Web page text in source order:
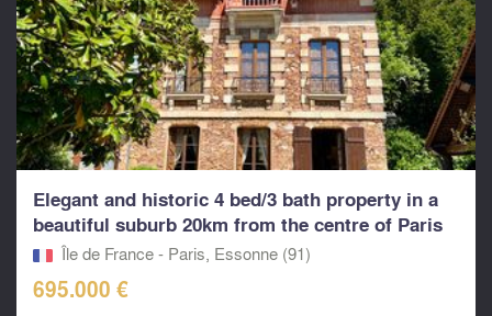
Elegant and historic 4 bed/3 bath property in a
beautiful suburb 20km from the centre of Paris
Île de France - Paris, Essonne (91)
695.000 €